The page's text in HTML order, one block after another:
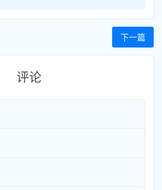
下一篇
评论